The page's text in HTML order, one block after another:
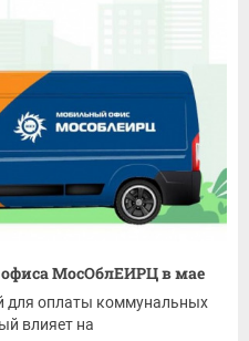
МосОблЕИРЦ в мае
для оплаты коммунальных
влияет на